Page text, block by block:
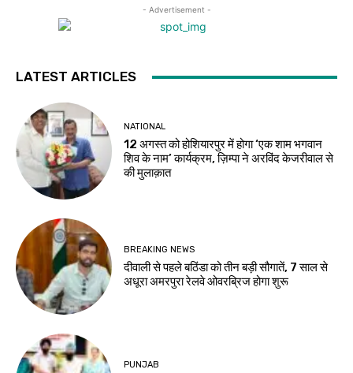
- Advertisement -
LATEST ARTICLES
NATIONAL
12 अगस्त को होशियारपुर में होगा ‘एक शाम भगवान
शिव के नाम’ कार्यक्रम, ज़िम्पा ने अरविंद केजरीवाल से
की मुलाक़ात
BREAKING NEWS
दीवाली से पहले बठिंडा को तीन बड़ी सौगातें, 7 साल से
अधूरा अमरपुरा रेलवे ओवरब्रिज होगा शुरू
PUNJAB